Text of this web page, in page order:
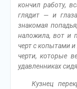
кончил работу,
глядит — и
знакомая
наложила, вот и
черт с копытами
черти, которые
удавленниках
Кузнец